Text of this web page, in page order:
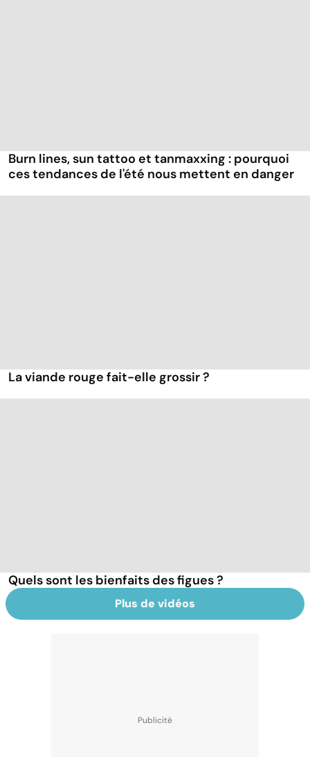
Burn lines, sun tattoo et tanmaxxing : pourquoi
ces tendances de l'été nous mettent en danger
La viande rouge fait-elle grossir ?
Quels sont les bienfaits des figues ?
Plus de vidéos